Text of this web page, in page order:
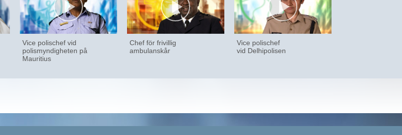
Vice polischef vid
polismyndigheten på
Mauritius
Chef för frivillig
ambulanskår
Vice polischef
vid Delhipolisen